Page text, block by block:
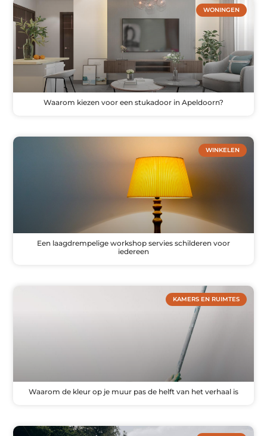
WONINGEN
Waarom kiezen voor een stukadoor in Apeldoorn?
WINKELEN
Een laagdrempelige workshop servies schilderen voor
iedereen
KAMERS EN RUIMTES
Waarom de kleur op je muur pas de helft van het verhaal is